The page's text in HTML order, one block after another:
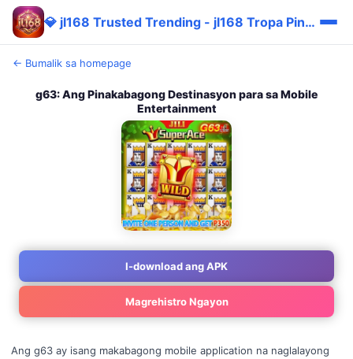
💎 jl168 Trusted Trending - jl168 Tropa Pinoy Sulit ✅
← Bumalik sa homepage
g63: Ang Pinakabagong Destinasyon para sa Mobile
Entertainment
I-download ang APK
Magrehistro Ngayon
Ang g63 ay isang makabagong mobile application na naglalayong